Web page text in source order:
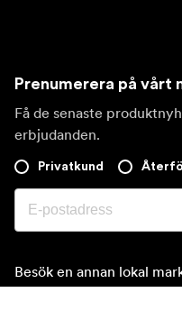
Prenumerera på vårt
Få de senaste
erbjudanden.
Privatkund
Besök en annan lokal